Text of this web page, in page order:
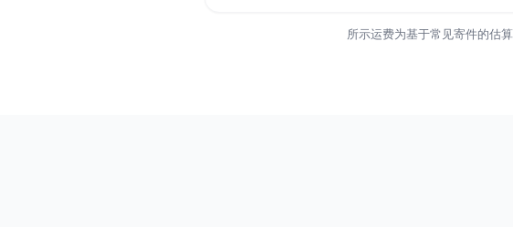
所示运费为基于常见寄件的估